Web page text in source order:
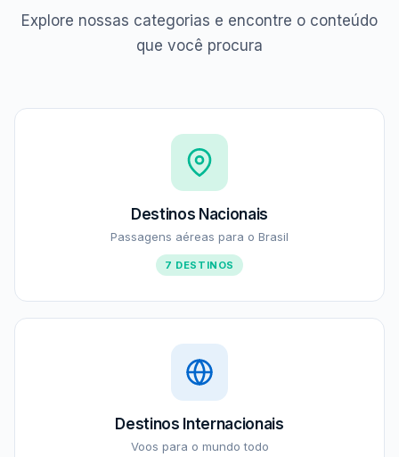
Explore nossas categorias e encontre o conteúdo
que você procura
Destinos Nacionais
Passagens aéreas para o Brasil
7 DESTINOS
Destinos Internacionais
Voos para o mundo todo